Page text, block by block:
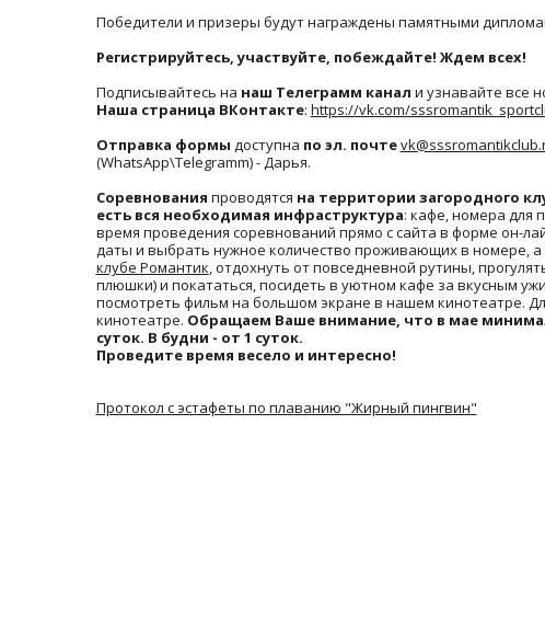
Победители и призеры будут награждены памятными
Регистрируйтесь, участвуйте, побеждайте! Ждем всех!
Подписывайтесь на наш Телеграмм канал и узнавайте все
Наша страница ВКонтакте: https://vk.com/
Отправка формы доступна по эл. почте
(WhatsApp\Telegramm) - Дарья.
Соревнования проводятся на территории загородного
есть вся необходимая инфраструктура: кафе, номера для
время проведения соревнований прямо с сайта в форме он-
даты и выбрать нужное количество проживающих в номере,
клубе Романтик, отдохнуть от повседневной рутины,
плюшки) и покататься, посидеть в уютном кафе за вкусным
посмотреть фильм на большом экране в нашем кинотеатре.
кинотеатре. Обращаем Ваше внимание, что в мае
суток. В будни - от 1 суток.
Проведите время весело и интересно!
Протокол с эстафеты по плаванию "Жирный пингвин"